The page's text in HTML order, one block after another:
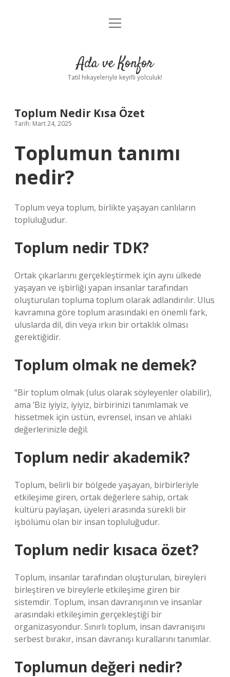
Anasayfa
Yasal Uyarı
menüyü
Ada ve Konfor
Tatil hikayeleriyle keyifli yolculuk!
Toplum Nedir Kısa Özet
Tarih: Mart 24, 2025
Toplumun tanımı
nedir?
Toplum veya toplum, birlikte yaşayan canlıların
topluluğudur.
Toplum nedir TDK?
Ortak çıkarlarını gerçekleştirmek için aynı ülkede
yaşayan ve işbirliği yapan insanlar tarafından
oluşturulan topluma toplum olarak adlandırılır. Ulus
kavramına göre toplum arasındaki en önemli fark,
uluslarda dil, din veya ırkın bir ortaklık olması
gerektiğidir.
Toplum olmak ne demek?
“Bir toplum olmak (ulus olarak söyleyenler olabilir),
ama ‘Biz iyiyiz, iyiyiz, birbirinizi tanımlamak ve
hissetmek için üstün, evrensel, insan ve ahlaki
değerlerinizle değil.
Toplum nedir akademik?
Toplum, belirli bir bölgede yaşayan, birbirleriyle
etkileşime giren, ortak değerlere sahip, ortak
kültürü paylaşan, üyeleri arasında sürekli bir
işbölümü olan bir insan topluluğudur.
Toplum nedir kısaca özet?
Toplum, insanlar tarafından oluşturulan, bireyleri
birleştiren ve bireylerle etkileşime giren bir
sistemdir. Toplum, insan davranışının ve insanlar
arasındaki etkileşimin gerçekleştiği bir
organizasyondur. Sınırlı toplum, insan davranışını
serbest bırakır, insan davranışı kurallarını tanımlar.
Toplumun değeri nedir?